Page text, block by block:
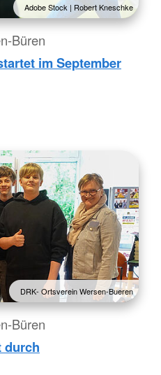
Adobe Stock | Robert Kneschke
Büren
im September
DRK- Ortsverein Wersen-Bueren
Büren
durch